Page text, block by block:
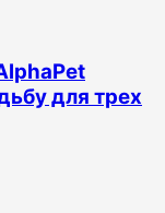
для трех